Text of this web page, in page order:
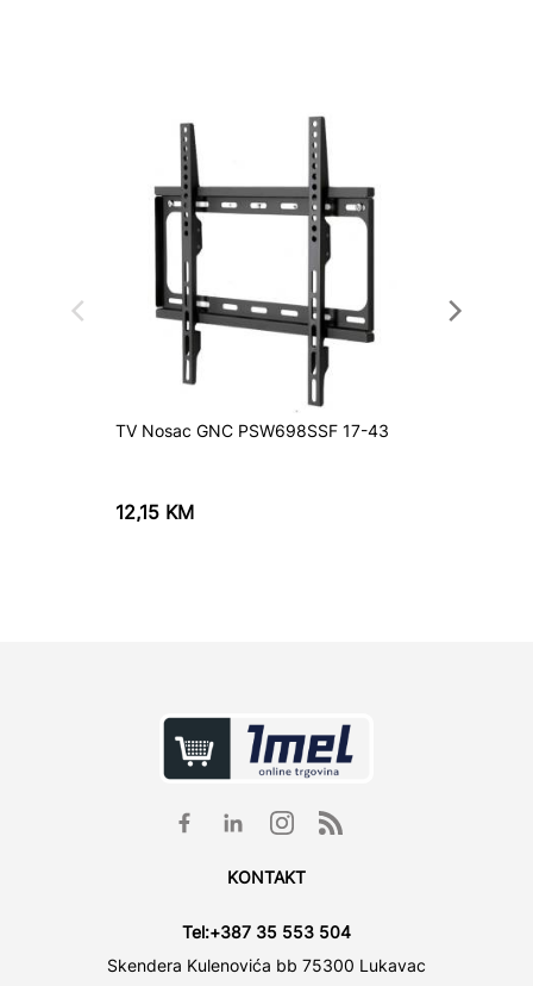
TV Nosac GNC PSW698SSF 17-43
12,15 KM
KONTAKT
Tel:+387 35 553 504
Skendera Kulenovića bb 75300 Lukavac